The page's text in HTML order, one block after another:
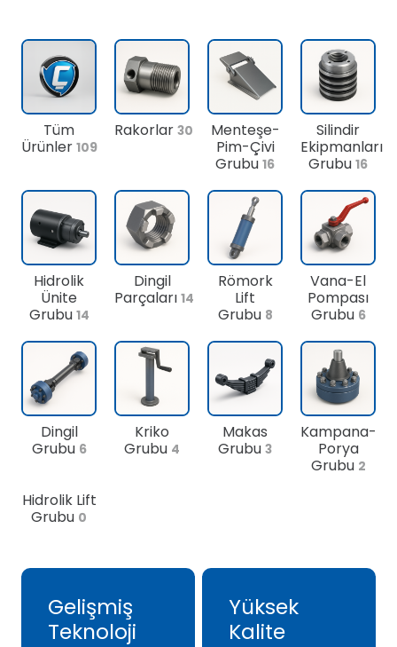
Tüm
Ürünler 109
Rakorlar 30
Menteşe-
Pim-Çivi
Grubu 16
Silindir
Ekipmanları
Grubu 16
Hidrolik
Ünite
Grubu 14
Dingil
Parçaları 14
Römork
Lift
Grubu 8
Vana-El
Pompası
Grubu 6
Dingil
Grubu 6
Kriko
Grubu 4
Makas
Grubu 3
Kampana-
Porya
Grubu 2
Hidrolik Lift
Grubu 0
Gelişmiş
Teknoloji
Yüksek
Kalite